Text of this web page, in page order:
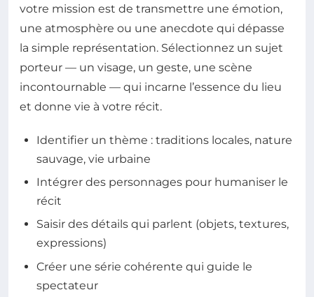
votre mission est de transmettre une émotion,
une atmosphère ou une anecdote qui dépasse
la simple représentation. Sélectionnez un sujet
porteur — un visage, un geste, une scène
incontournable — qui incarne l’essence du lieu
et donne vie à votre récit.
Identifier un thème : traditions locales, nature
sauvage, vie urbaine
Intégrer des personnages pour humaniser le
récit
Saisir des détails qui parlent (objets, textures,
expressions)
Créer une série cohérente qui guide le
spectateur